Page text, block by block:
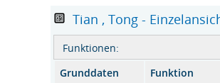
Tian , Tong -
Funktionen:
Grunddaten
Funktion